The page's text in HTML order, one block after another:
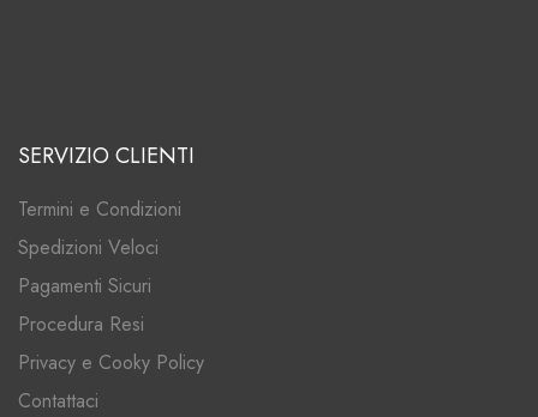
SERVIZIO CLIENTI
Termini e Condizioni
Spedizioni Veloci
Pagamenti Sicuri
Procedura Resi
Privacy e Cooky Policy
Contattaci